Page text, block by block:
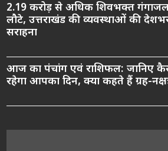
2.19 करोड़ से अधिक शिवभक्त
लौटे, उत्तराखंड की व्यवस्थाओं की
सराहना
आज का पंचांग एवं राशिफल: जानिए
रहेगा आपका दिन, क्या कहते हैं ग्रह-